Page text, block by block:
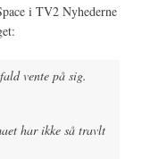
i TV2 Nyhederne
vente på sig.
har ikke så travlt